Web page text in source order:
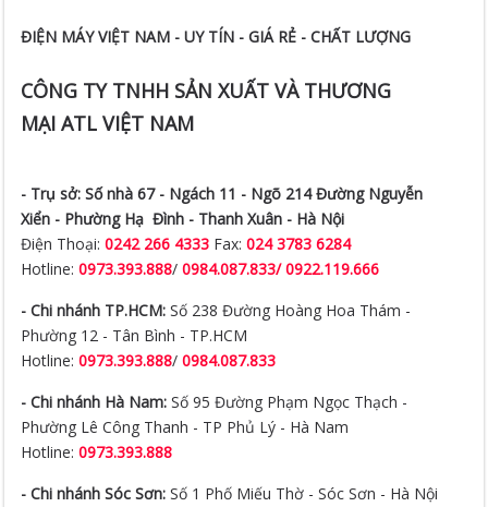
ĐIỆN MÁY VIỆT NAM - UY TÍN - GIÁ RẺ - CHẤT LƯỢNG
CÔNG TY TNHH SẢN XUẤT VÀ THƯƠNG
MẠI ATL VIỆT NAM
- Trụ sở: Số nhà 67 - Ngách 11 - Ngõ 214 Đường Nguyễn
Xiển - Phường Hạ Đình - Thanh Xuân - Hà Nội
Điện Thoại:0242 266 4333 Fax:024 3783 6284
Hotline:0973.393.888/0984.087.833/ 0922.119.666
- Chi nhánh TP.HCM: Số 238 Đường Hoàng Hoa Thám -
Phường 12 - Tân Bình - TP.HCM
Hotline:0973.393.888/0984.087.833
- Chi nhánh Hà Nam: Số 95 Đường Phạm Ngọc Thạch -
Phường Lê Công Thanh - TP Phủ Lý - Hà Nam
Hotline:0973.393.888
- Chi nhánh Sóc Sơn: Số 1 Phố Miếu Thờ - Sóc Sơn - Hà Nội